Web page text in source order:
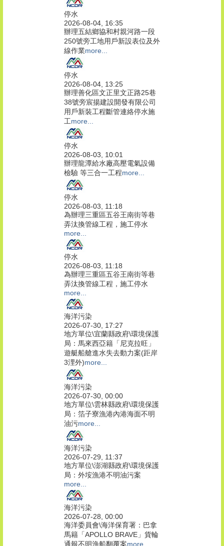
停水
2026-08-04, 16:35
辦理五結鄉協和村親河路一段
250號旁工地用戶新設表位及外
線作業more...
停水
2026-08-04, 13:25
辦理善化區文正里文正路25巷
38號旁宸揚建設開發有限公司
用戶新裝工程斷管連絡停水施
工more...
停水
2026-08-03, 10:01
辦理龍潭給水廠高壓電氣設備
檢驗 等三合一工程more...
停水
2026-08-03, 11:18
為辦理三重區五谷王南街等巷
弄汰換管線工程，施工停水
more...
停水
2026-08-03, 11:18
為辦理三重區五谷王南街等巷
弄汰換管線工程，施工停水
more...
海洋污染
2026-07-30, 17:27
地方單位\宜蘭縣政府\環境保護
局：馬來西亞籍「尼克拉旺」
遊艇船艙進水失去動力案(距岸
3浬外)more...
海洋污染
2026-07-30, 00:00
地方單位\雲林縣政府\環境保護
局：箔子寮漁港內港海面不明
油污more...
海洋污染
2026-07-29, 11:37
地方單位\澎湖縣政府\環境保護
局：外垵漁港不明油污案
more...
海洋污染
2026-07-28, 00:00
海洋委員會\海洋保育署：巴拿
馬籍「APOLLO BRAVE」貨輪
通報不明漁船翻覆案more...